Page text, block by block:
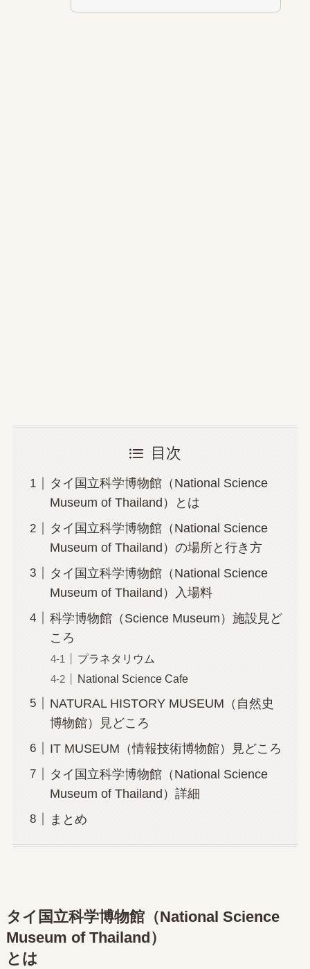
目次
タイ国立科学博物館（National Science
Museum of Thailand）とは
タイ国立科学博物館（National Science
Museum of Thailand）の場所と行き方
タイ国立科学博物館（National Science
Museum of Thailand）入場料
科学博物館（Science Museum）施設見ど
ころ
プラネタリウム
National Science Cafe
NATURAL HISTORY MUSEUM（自然史
博物館）見どころ
IT MUSEUM（情報技術博物館）見どころ
タイ国立科学博物館（National Science
Museum of Thailand）詳細
まとめ
タイ国立科学博物館（National Science
Museum of Thailand）
とは